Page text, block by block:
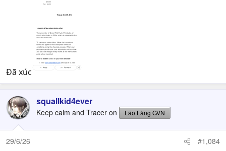
Đã xúc
squallkid4ever
Keep calm and Tracer on Lão Làng GVN
29/6/26 #1,084